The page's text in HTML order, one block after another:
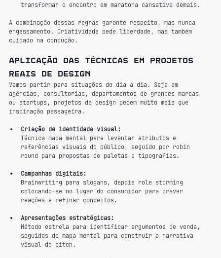
transformar o encontro em maratona cansativa demais.
A combinação dessas regras garante respeito, mas nunca
engessamento. Criatividade pede liberdade, mas também
cuidado na condução.
Aplicação das técnicas em projetos
reais de design
Vamos partir para situações do dia a dia. Seja em
agências, consultorias, departamentos de grandes marcas
ou startups, projetos de design pedem muito mais que
inspiração passageira.
Criação de identidade visual:
Técnica mapa mental para levantar atributos e
referências visuais do público, seguido por robin
round para propostas de paletas e tipografias.
Campanhas digitais:
Brainwriting para slogans, depois role storming
colocando-se no lugar do consumidor para prever
reações e refinar conceitos.
Apresentações estratégicas:
Método estrela para identificar argumentos de venda,
seguidos de mapa mental para construir a narrativa
visual do pitch.